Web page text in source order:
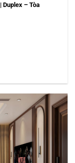
Duplex – Tòa